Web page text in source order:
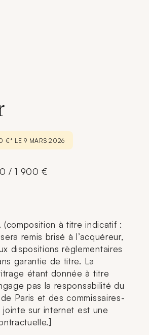
€* LE 9 MARS 2026
/ 1 900 €
(composition à titre indicatif :
remis brisé à l’acquéreur,
dispositions règlementaires
garantie de titre. La
étant donnée à titre
pas la responsabilité du
Paris et des commissaires-
jointe sur internet est une